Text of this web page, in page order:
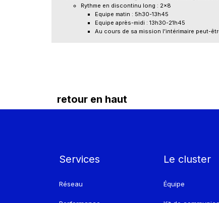
Rythme en discontinu long : 2x8
Equipe matin : 5h30-13h45
Equipe après-midi : 13h30-21h45
Au cours de sa mission l’intérimaire peut-
retour en haut
Services
Réseau
Le cluster
Équipe